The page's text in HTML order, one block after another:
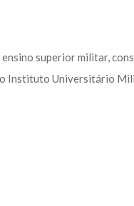
superior militar,
Instituto Universitário